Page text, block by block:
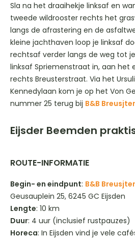
Sla na het draaihekje linksaf en
tweede wildrooster rechts het
langs de afrastering en de
kleine jachthaven loop je linksaf
rechtsaf verder langs de weg tot je
linksaf Spriemenstraat in, aan het
rechts Breusterstraat. Via het
Kennedylaan kom je op het Von
nummer 25 terug bij B&B
Eijsder Beemden
ROUTE-INFORMATIE
Begin- en eindpunt: B&B
Geusauplein 25, 6245 GC Eijsden
Lengte: 10 km
Duur: 4 uur (inclusief rustpauzes)
Horeca: In Eijsden vind je vele